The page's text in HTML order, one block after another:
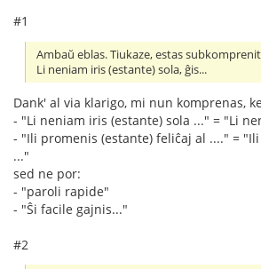
#1
Ambaŭ eblas. Tiukaze, estas
Li neniam iris (estante) sola, ĝis...
Dank' al via klarigo, mi nun komprenas,
- "Li neniam iris (estante) sola ..." = "Li
- "Ili promenis (estante) feliĉaj al ...." =
..."
sed ne por:
- "paroli rapide"
- "Ŝi facile gajnis..."
#2